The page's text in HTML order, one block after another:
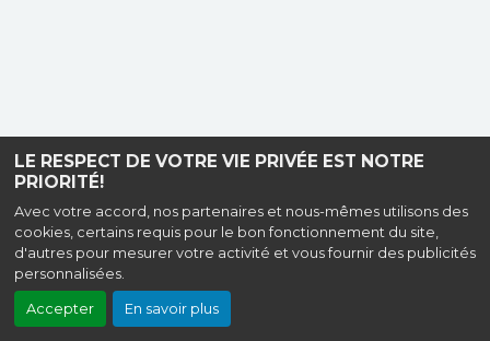
LE RESPECT DE VOTRE VIE PRIVÉE EST NOTRE
PRIORITÉ!
Avec votre accord, nos partenaires et nous-mêmes utilisons des
cookies, certains requis pour le bon fonctionnement du site,
d'autres pour mesurer votre activité et vous fournir des publicités
personnalisées.
Accepter En savoir plus